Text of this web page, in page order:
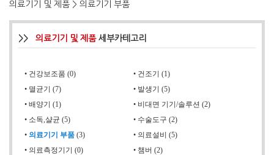
의료기기 및 제품 > 의료기기 부품
>> 의료기기 및 제품세부카테고리
• 건강보조품 (0) • 건조기 (1)
• 멸균기 (7) • 발생기 (5)
• 배양기 (1) • 비대면 기기/솔루션 (2)
• 소독,샬균 (5) • 수술도구 (2)
• 의료기기 부품 (3) • 의료설비 (5)
• 의료측정기기 (0) • 챔버 (2)